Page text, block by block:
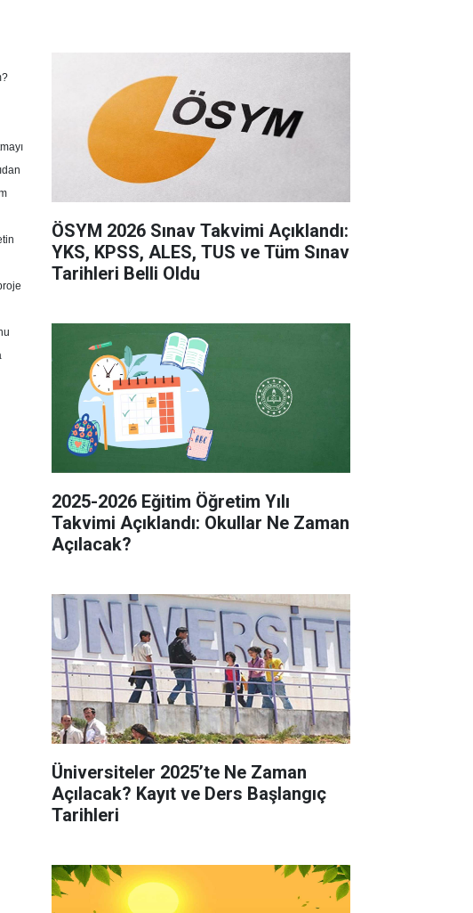
ÖSYM 2026 Sınav Takvimi Açıklandı:
YKS, KPSS, ALES, TUS ve Tüm Sınav
Tarihleri Belli Oldu
2025-2026 Eğitim Öğretim Yılı
Takvimi Açıklandı: Okullar Ne Zaman
Açılacak?
Üniversiteler 2025’te Ne Zaman
Açılacak? Kayıt ve Ders Başlangıç
Tarihleri